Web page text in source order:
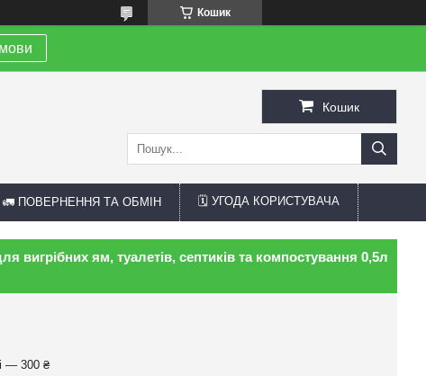
Кошик
Кошик
🚛 ПОВЕРНЕННЯ ТА ОБМІН 🗓 УГОДА КОРИСТУВАЧА
вигрібних ям, туалетів, септиків та компостування 0,5л
— 300 ₴